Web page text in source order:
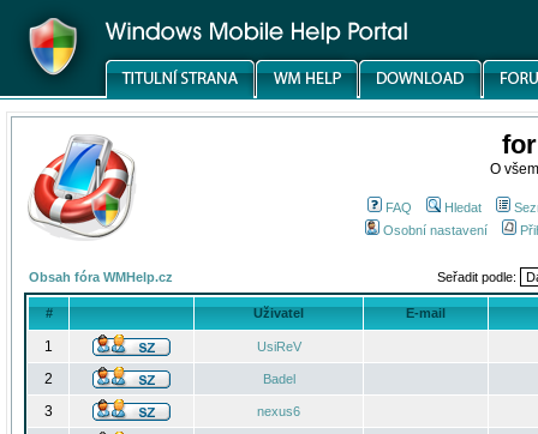
O
FAQ Hledat
Osobní nastavení
Obsah fóra WMHelp.cz Seřadit podle:
# Uživatel E-mail
1 UsiReV
2 Badel
3 nexus6